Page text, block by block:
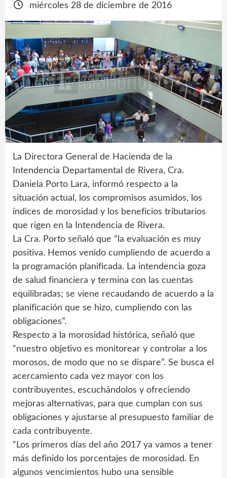
miércoles 28 de diciembre de 2016
La Directora General de Hacienda de la
Intendencia Departamental de Rivera, Cra.
Daniela Porto Lara, informó respecto a la
situación actual, los compromisos asumidos, los
índices de morosidad y los beneficios tributarios
que rigen en la Intendencia de Rivera.
La Cra. Porto señaló que “la evaluación es muy
positiva. Hemos venido cumpliendo de acuerdo a
la programación planificada. La intendencia goza
de salud financiera y termina con las cuentas
equilibradas; se viene recaudando de acuerdo a la
planificación que se hizo, cumpliendo con las
obligaciones”.
Respecto a la morosidad histórica, señaló que
“nuestro objetivo es monitorear y controlar a los
morosos, de modo que no se dispare”. Se busca el
acercamiento cada vez mayor con los
contribuyentes, escuchándolos y ofreciendo
mejoras alternativas, para que cumplan con sus
obligaciones y ajustarse al presupuesto familiar de
cada contribuyente.
“Los primeros días del año 2017 ya vamos a tener
más definido los porcentajes de morosidad. En
algunos vencimientos hubo una sensible